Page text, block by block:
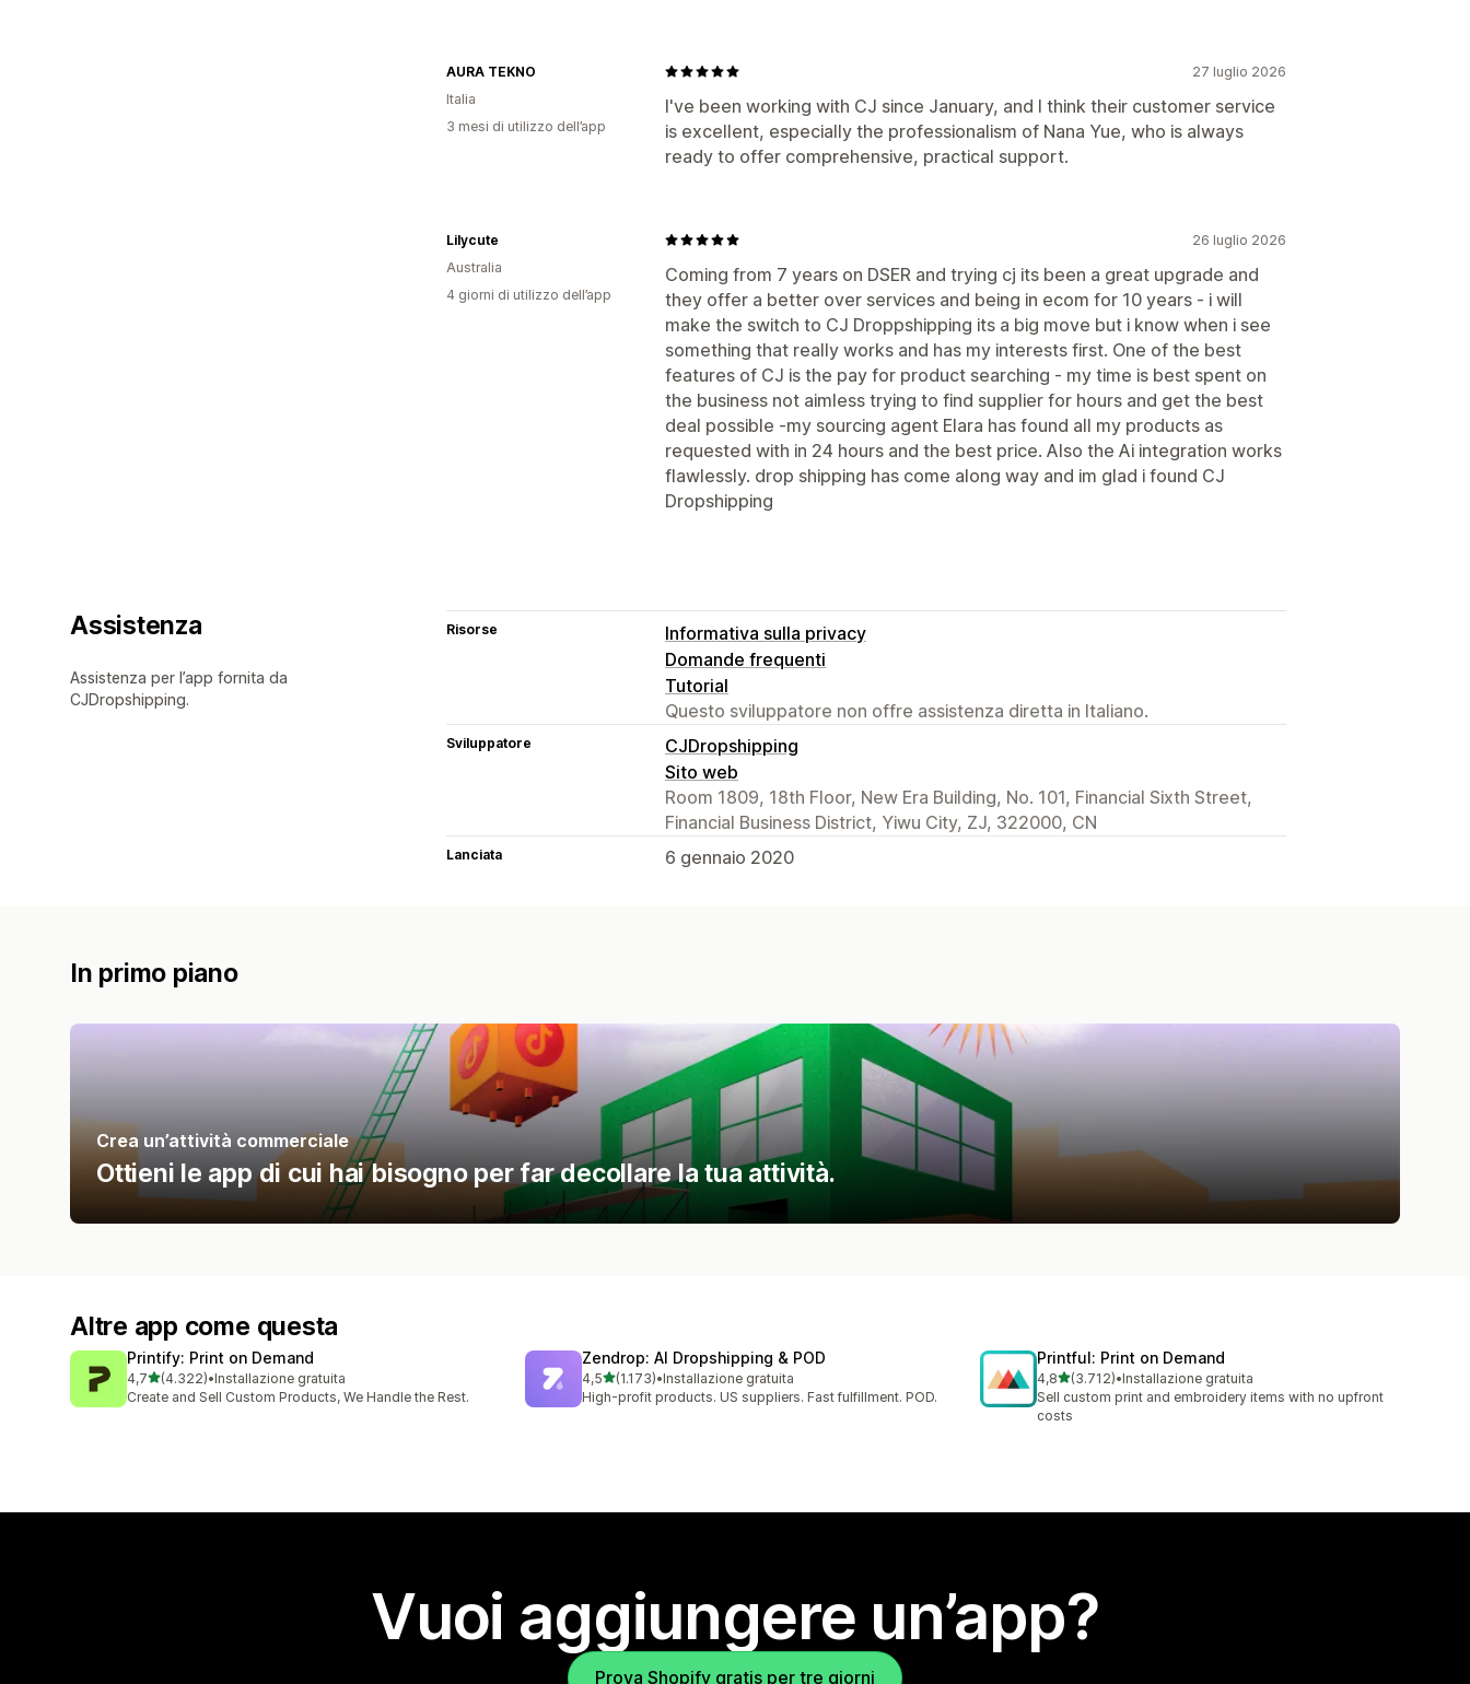
27 luglio 2026
I've been working with CJ since January, and I think their customer service
is excellent, especially the professionalism of Nana Yue, who is always
ready to offer comprehensive, practical support.
AURA TEKNO
Italia
3 mesi di utilizzo dell’app
26 luglio 2026
Coming from 7 years on DSER and trying cj its been a great upgrade and
they offer a better over services and being in ecom for 10 years - i will
make the switch to CJ Droppshipping its a big move but i know when i see
something that really works and has my interests first. One of the best
features of CJ is the pay for product searching - my time is best spent on
the business not aimless trying to find supplier for hours and get the best
deal possible -my sourcing agent Elara has found all my products as
requested with in 24 hours and the best price. Also the Ai integration works
flawlessly. drop shipping has come along way and im glad i found CJ
Dropshipping
Lilycute
Australia
4 giorni di utilizzo dell’app
Assistenza
Assistenza per l’app fornita da
CJDropshipping.
Risorse
Informativa sulla privacy
Domande frequenti
Tutorial
Questo sviluppatore non offre assistenza diretta in Italiano.
Sviluppatore
CJDropshipping
Sito web
Room 1809, 18th Floor, New Era Building, No. 101, Financial Sixth Street,
Financial Business District, Yiwu City, ZJ, 322000, CN
Lanciata 6 gennaio 2020
In primo piano
Crea un’attività commerciale
Ottieni le app di cui hai bisogno per far decollare la tua attività.
Altre app come questa
Printify: Print on Demand
4,7stelle su 5
(4.322)
4322 recensioni totali
•Installazione gratuita
Create and Sell Custom Products, We Handle the Rest.
Zendrop: AI Dropshipping & POD
4,5stelle su 5
(1.173)
1173 recensioni totali
•Installazione gratuita
High-profit products. US suppliers. Fast fulfillment. POD.
Printful: Print on Demand
4,8stelle su 5
(3.712)
3712 recensioni totali
•Installazione gratuita
Sell custom print and embroidery items with no upfront
costs
Vuoi aggiungere un’app?
Prova Shopify gratis per tre giorni